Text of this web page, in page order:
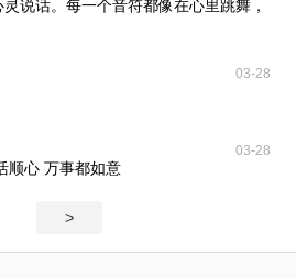
说话。每一个音符都像在心里跳舞，
03-28
03-28
顺心 万事都如意
>